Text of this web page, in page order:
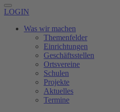
LOGIN
Was wir machen
Themenfelder
Einrichtungen
Geschäftsstellen
Ortsvereine
Schulen
Projekte
Aktuelles
Termine